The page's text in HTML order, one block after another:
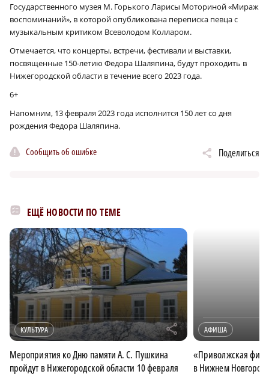
Государственного музея М. Горького Ларисы Моториной «Мираж
воспоминаний», в которой опубликована переписка певца с
музыкальным критиком Всеволодом Колларом.
Отмечается, что концерты, встречи, фестивали и выставки,
посвященные 150-летию Федора Шаляпина, будут проходить в
Нижегородской области в течение всего 2023 года.
6+
Напомним, 13 февраля 2023 года исполнится 150 лет со дня
рождения Федора Шаляпина.
Сообщить об ошибке Поделиться
ЕЩЁ НОВОСТИ ПО ТЕМЕ
КУЛЬТУРА r
Мероприятия ко Дню памяти А. С. Пушкина
пройдут в Нижегородской области 10 февраля
АФИША
«Приволжская
в Нижнем